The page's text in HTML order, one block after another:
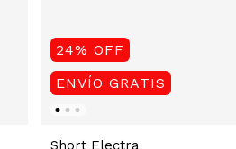
24% OFF
ENVÍO GRATIS
Short Electra